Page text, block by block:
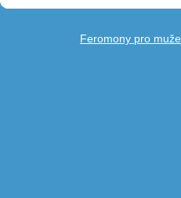
Feromony pro muže